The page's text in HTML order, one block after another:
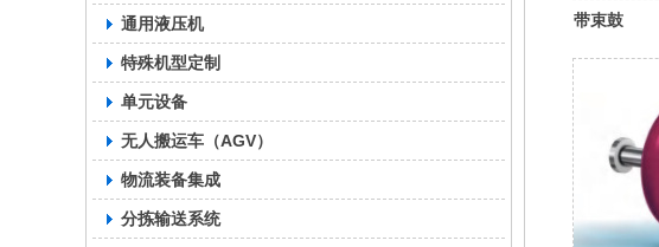
通用液压机
特殊机型定制
单元设备
无人搬运车（AGV）
物流装备集成
分拣输送系统
带束鼓